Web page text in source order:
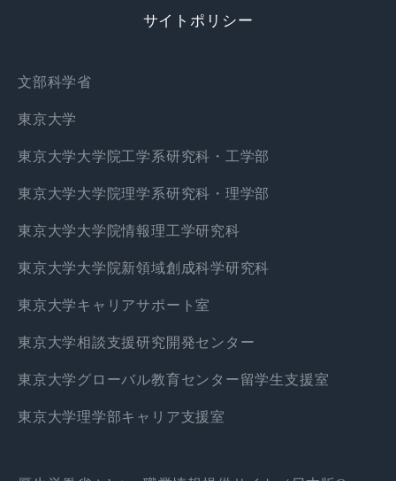
サイトポリシー
文部科学省
東京大学
東京大学大学院工学系研究科・工学部
東京大学大学院理学系研究科・理学部
東京大学大学院情報理工学研究科
東京大学大学院新領域創成科学研究科
東京大学キャリアサポート室
東京大学相談支援研究開発センター
東京大学グローバル教育センター留学生支援室
東京大学理学部キャリア支援室